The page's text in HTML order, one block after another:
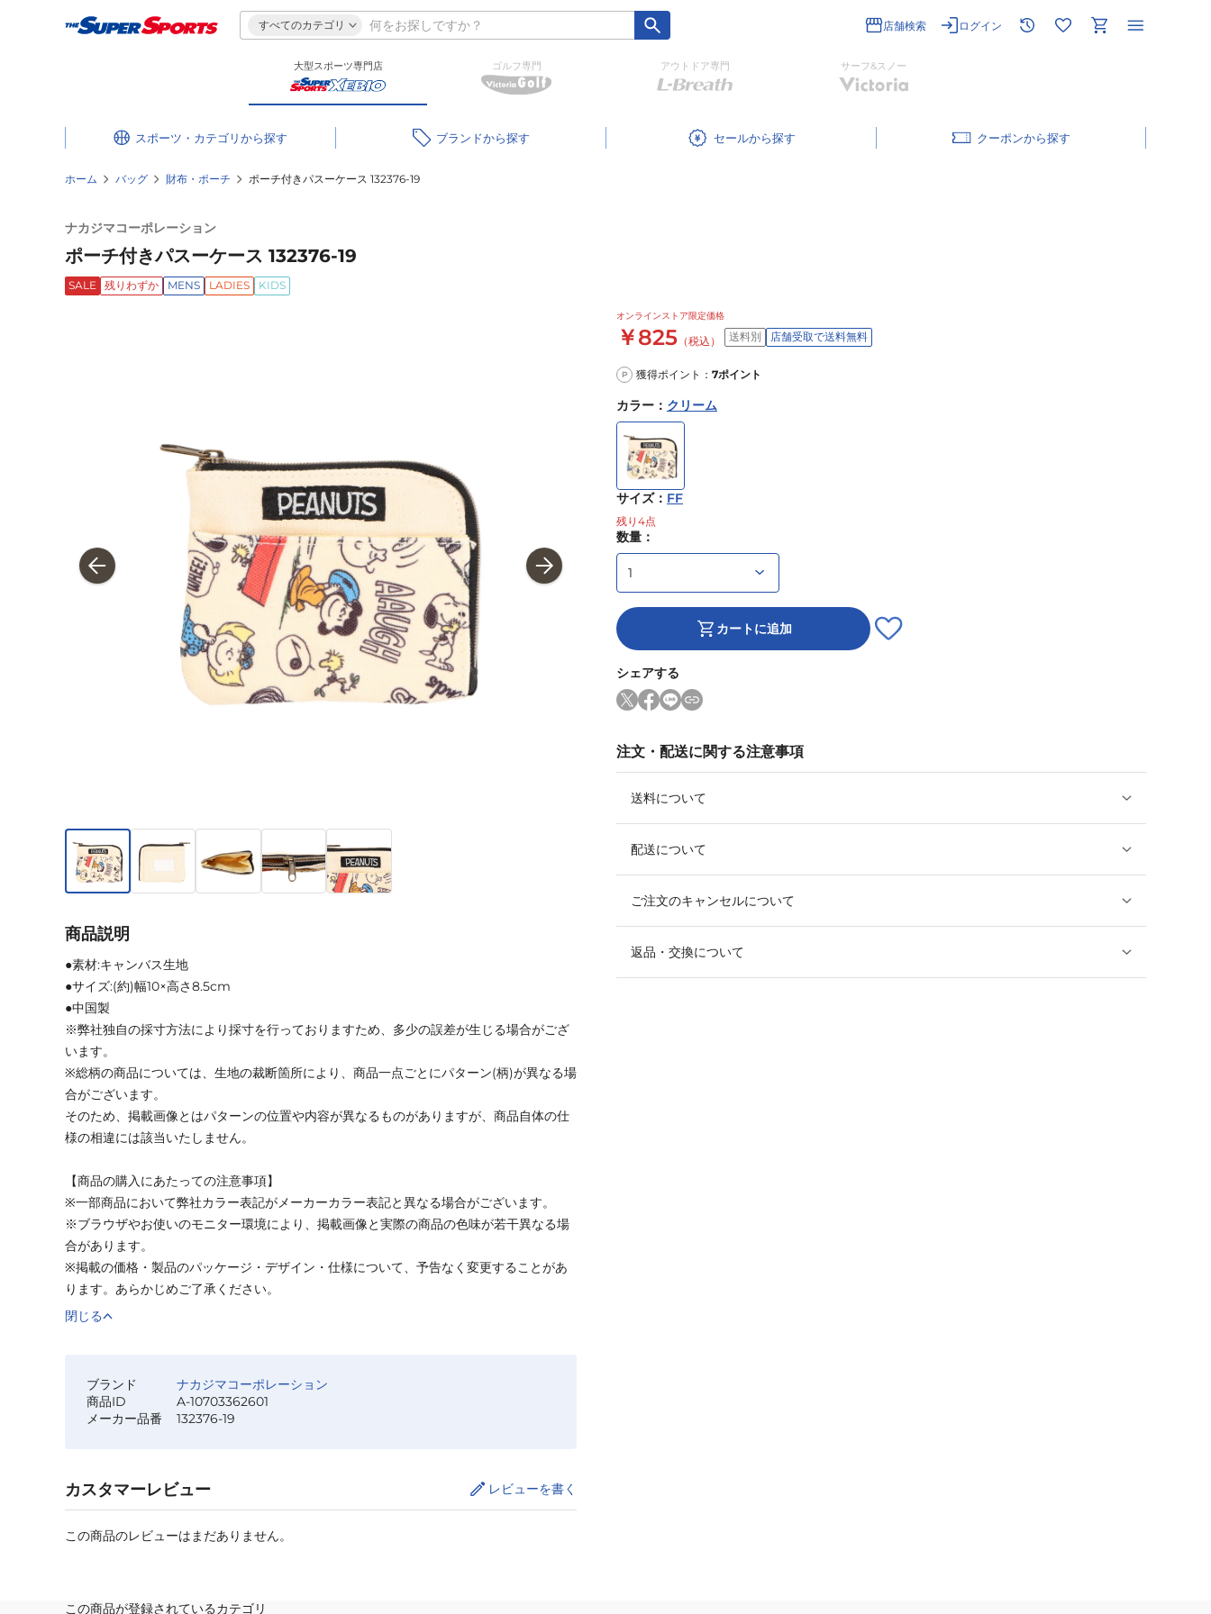
すべてのカテゴリ 店舗検索 ログイン
大型スポーツ専門店 ゴルフ専門 アウトドア専門 サーフ&スノー
スポーツ・カテゴリ ブランド セール クーポン
ホーム バッグ 財布・ポーチ ポーチ付きパスーケース 132376-19
ナカジマコーポレーション
ポーチ付きパスーケース 132376-19
SALE 残りわずか MENS LADIES KIDS
オンラインストア限定価格
￥825 （税込） 送料別 店舗受取で送料無料
P 獲得ポイント： 7ポイント
カラー ： クリーム
サイズ： FF
残り 4点
数量：
カートに追加
シェアする
注文・配送に関する注意事項
送料について
配送について
ご注文のキャンセルについて
返品・交換について
商品説明
●素材:キャンバス生地
●サイズ:(約)幅10×高さ8.5cm
●中国製
※弊社独自の採寸方法により採寸を行っておりますため、多少の誤差が生じる場合がござ
います。
※総柄の商品については、生地の裁断箇所により、商品一点ごとにパターン(柄)が異なる場
合がございます。
そのため、掲載画像とはパターンの位置や内容が異なるものがありますが、商品自体の仕
様の相違には該当いたしません。
【商品の購入にあたっての注意事項】
※一部商品において弊社カラー表記がメーカーカラー表記と異なる場合がございます。
※ブラウザやお使いのモニター環境により、掲載画像と実際の商品の色味が若干異なる場
合があります。
※掲載の価格・製品のパッケージ・デザイン・仕様について、予告なく変更することがあ
ります。あらかじめご了承ください。
閉じる
ブランド
ナカジマコーポレーション
商品ID
A-10703362601
メーカー品番
132376-19
カスタマーレビュー レビューを書く
この商品のレビューはまだありません。
この商品が登録されているカテゴリ